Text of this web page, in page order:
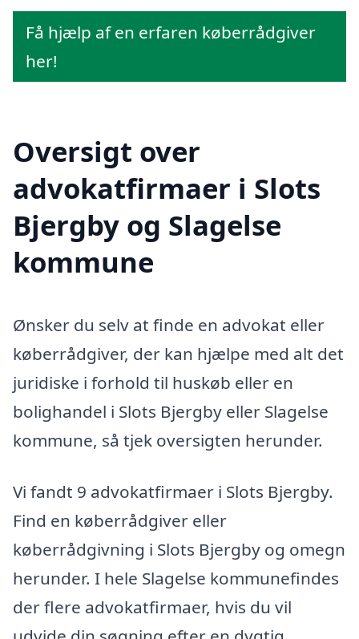
Få hjælp af en erfaren køberrådgiver
her!
Oversigt over
advokatfirmaer i Slots
Bjergby og Slagelse
kommune
Ønsker du selv at finde en advokat eller
køberrådgiver, der kan hjælpe med alt det
juridiske i forhold til huskøb eller en
bolighandel i Slots Bjergby eller Slagelse
kommune, så tjek oversigten herunder.
Vi fandt 9 advokatfirmaer i Slots Bjergby.
Find en køberrådgiver eller
køberrådgivning i Slots Bjergby og omegn
herunder. I hele Slagelse kommunefindes
der flere advokatfirmaer, hvis du vil